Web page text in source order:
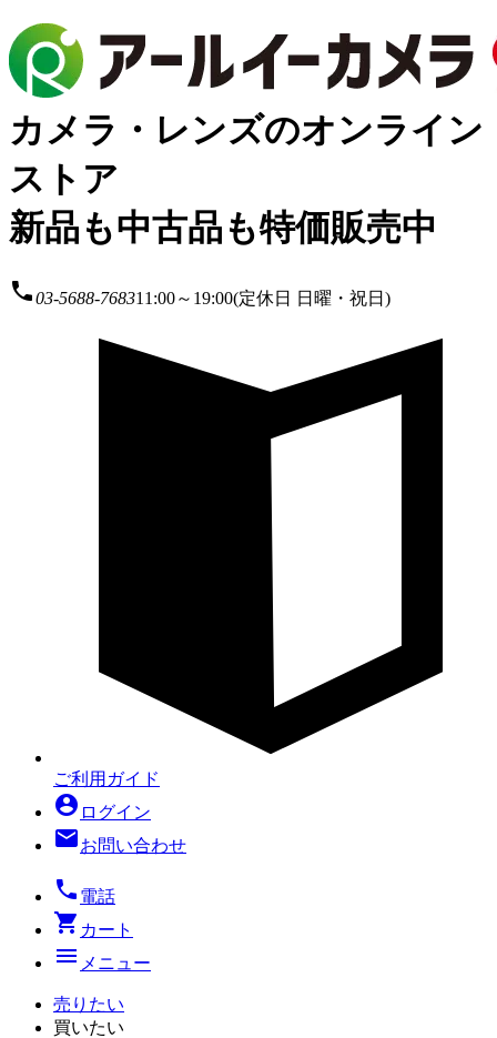
カメラ・レンズのオンライン
ストア
新品も中古品も特価販売中
local_phone03-5688-768311:00～19:00(定休日 日曜・祝日)
ご利用ガイド
account_circle ログイン
mailお問い合わせ
local_phone 電話
shopping_cart カート
menu メニュー
売りたい
買いたい